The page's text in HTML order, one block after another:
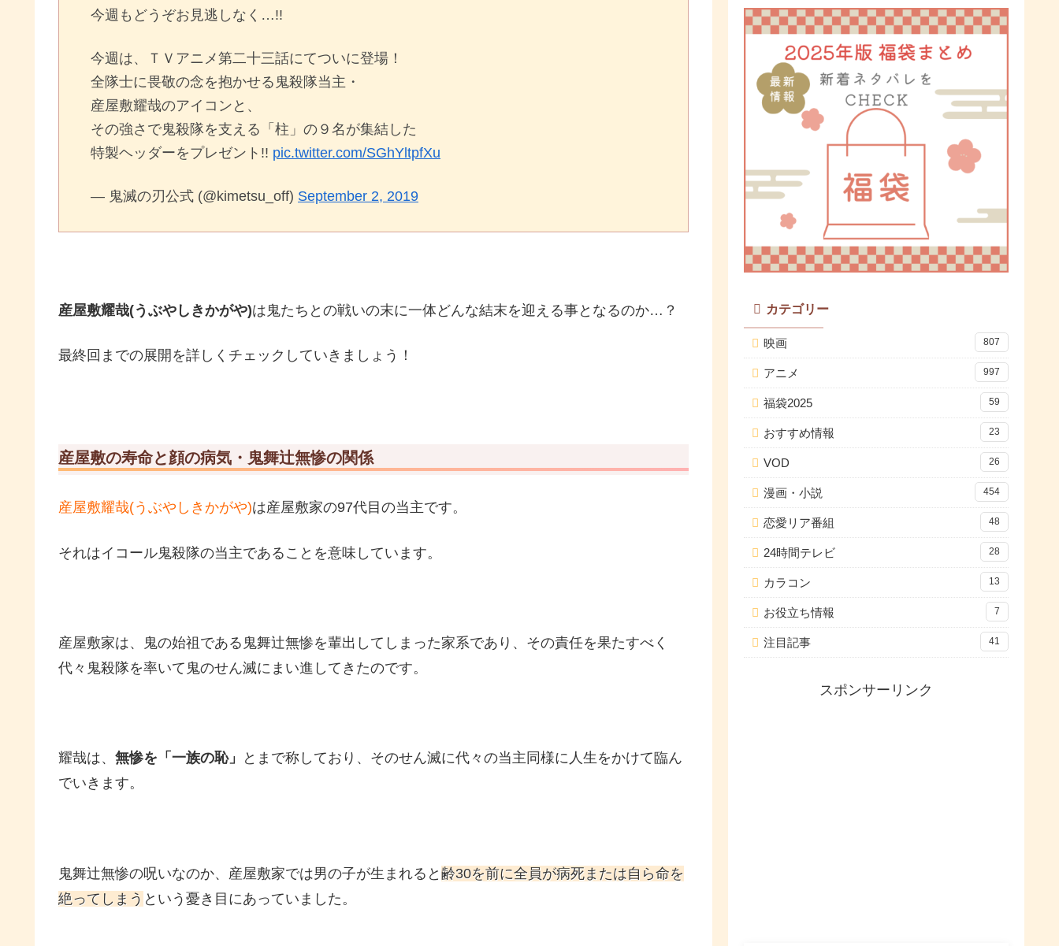
今週もどうぞお見逃しなく…!!
今週は、ＴＶアニメ第二十三話にてついに登場！
全隊士に畏敬の念を抱かせる鬼殺隊当主・
産屋敷耀哉のアイコンと、
その強さで鬼殺隊を支える「柱」の９名が集結した
特製ヘッダーをプレゼント!! pic.twitter.com/SGhYltpfXu
— 鬼滅の刃公式 (@kimetsu_off) September 2, 2019
産屋敷耀哉(うぶやしきかがや)は鬼たちとの戦いの末に一体どんな結末を迎える事となるのか…？
最終回までの展開を詳しくチェックしていきましょう！
産屋敷の寿命と顔の病気・鬼舞辻無惨の関係
産屋敷耀哉(うぶやしきかがや)は産屋敷家の97代目の当主です。
それはイコール鬼殺隊の当主であることを意味しています。
産屋敷家は、鬼の始祖である鬼舞辻無惨を輩出してしまった家系であり、その責任を果たすべく
代々鬼殺隊を率いて鬼のせん滅にまい進してきたのです。
耀哉は、 無惨を「一族の恥」
とまで称しており、そのせん滅に代々の当主同様に人生をかけて臨ん
でいきます。
鬼舞辻無惨の呪いなのか、産屋敷家では男の子が生まれると 齢30を前に全員が病死または自ら命を
絶ってしまう という憂き目にあっていました。
カテゴリー
映画 807
アニメ 997
福袋2025 59
おすすめ情報 23
VOD 26
漫画・小説 454
恋愛リア番組 48
24時間テレビ 28
カラコン 13
お役立ち情報 7
注目記事 41
スポンサーリンク